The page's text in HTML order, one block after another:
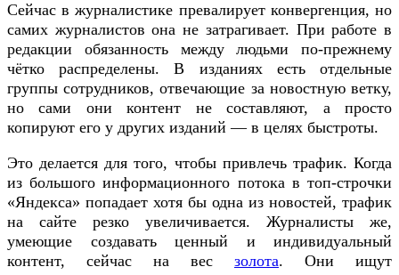
Сейчас в журналистике превалирует конвергенция, но
самих журналистов она не затрагивает. При работе в
редакции обязанность между людьми по-прежнему
чётко распределены. В изданиях есть отдельные
группы сотрудников, отвечающие за новостную ветку,
но сами они контент не составляют, а просто
копируют его у других изданий — в целях быстроты.
Это делается для того, чтобы привлечь трафик. Когда
из большого информационного потока в топ-строчки
«Яндекса» попадает хотя бы одна из новостей, трафик
на сайте резко увеличивается. Журналисты же,
умеющие создавать ценный и индивидуальный
контент, сейчас на вес золота. Они ищут